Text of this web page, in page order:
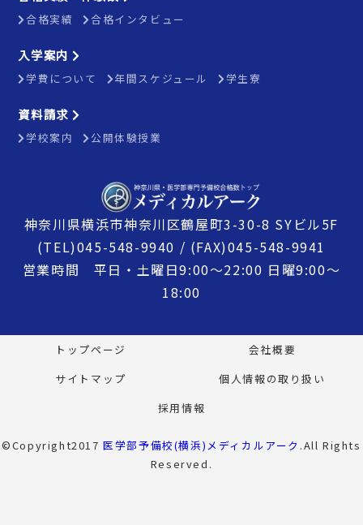
合格実績 合格インタビュー
入学案内
学費について 年間スケジュール 学生寮
資料請求
学校案内 公開体験授業
神奈川県横浜市神奈川区鶴屋町3-30-8 SYビル5F
(TEL)045-548-9940 / (FAX)045-548-9941
営業時間 平日・土曜日9:00〜22:00 日曜9:00〜
18:00
トップページ
会社概要
サイトマップ
個人情報の取り扱い
採用情報
©Copyright2017医学部予備校(横浜)メディカルアーク .All Rights
Reserved.